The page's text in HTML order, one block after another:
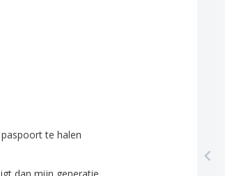
paspoort te halen